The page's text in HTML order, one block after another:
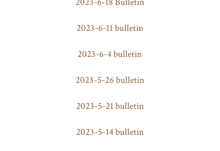
2023-6-11 bulletin
2023-6-4 bulletin
2023-5-26 bulletin
2023-5-21 bulletin
2023-5-14 bulletin